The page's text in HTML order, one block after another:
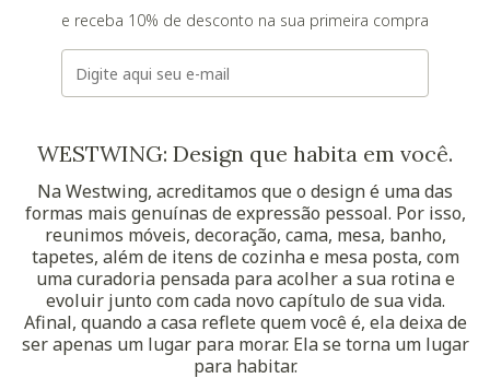
e receba 10% de desconto na sua primeira compra
E-mail
WESTWING: Design que habita em você.
Na Westwing, acreditamos que o design é uma das
formas mais genuínas de expressão pessoal. Por isso,
reunimos móveis, decoração, cama, mesa, banho,
tapetes, além de itens de cozinha e mesa posta, com
uma curadoria pensada para acolher a sua rotina e
evoluir junto com cada novo capítulo de sua vida.
Afinal, quando a casa reflete quem você é, ela deixa de
ser apenas um lugar para morar. Ela se torna um lugar
para habitar.